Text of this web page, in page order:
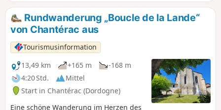
Rundwanderung „Boucle de la Lande“
von Chantérac aus
Tourismusinformation
13,49 km
+165 m
-168 m
4:20 Std.
Mittel
Start in Chantérac (Dordogne)
Eine schöne Wanderung im Herzen des